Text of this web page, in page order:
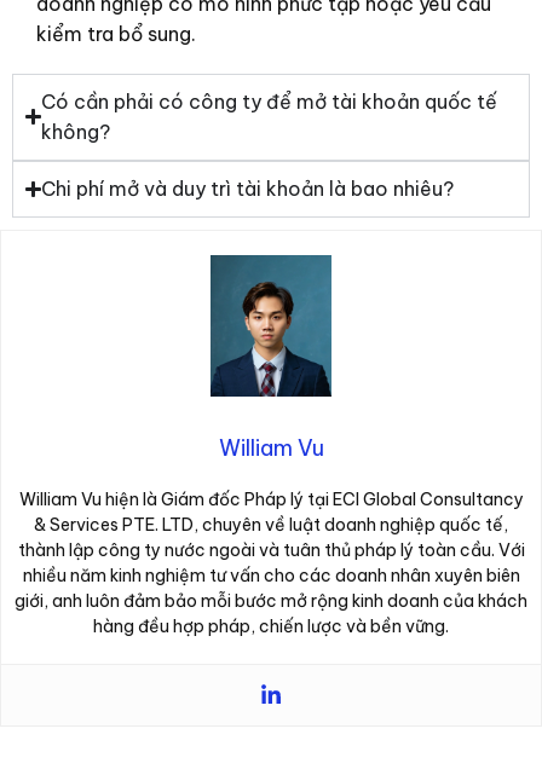
kiểm tra bổ sung.
Có cần phải có công ty để mở tài khoản quốc tế
không?
Chi phí mở và duy trì tài khoản là bao nhiêu?
William Vu
William Vu hiện là Giám đốc Pháp lý tại ECI Global Consultancy
& Services PTE. LTD, chuyên về luật doanh nghiệp quốc tế,
thành lập công ty nước ngoài và tuân thủ pháp lý toàn cầu. Với
nhiều năm kinh nghiệm tư vấn cho các doanh nhân xuyên biên
giới, anh luôn đảm bảo mỗi bước mở rộng kinh doanh của khách
hàng đều hợp pháp, chiến lược và bền vững.